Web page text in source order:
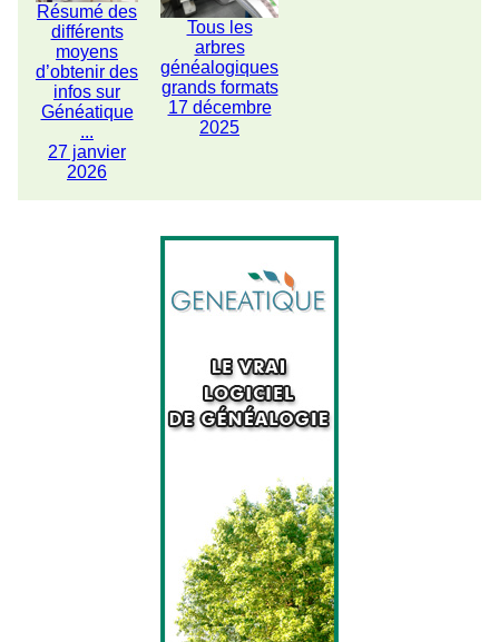
Résumé des
différents
moyens
d’obtenir des
infos sur
Généatique
...
27 janvier
2026
Tous les
arbres
généalogiques
grands formats
17 décembre
2025